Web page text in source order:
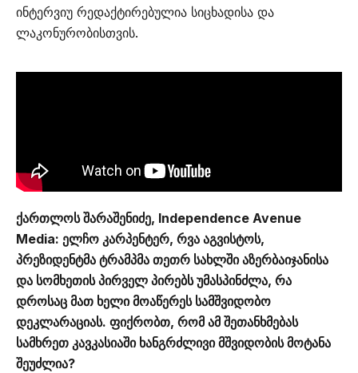
ინტერვიუ რედაქტირებულია სიცხადისა და
ლაკონურობისთვის.
ქართლოს შარაშენიძე, Independence Avenue
Media: ელჩო კარპენტერ, რვა აგვისტოს,
პრეზიდენტმა ტრამპმა თეთრ სახლში აზერბაიჯანისა
და სომხეთის პირველ პირებს უმასპინძლა, რა
დროსაც მათ ხელი მოაწერეს სამშვიდობო
დეკლარაციას. ფიქრობთ, რომ ამ შეთანხმებას
სამხრეთ კავკასიაში ხანგრძლივი მშვიდობის მოტანა
შეუძლია?